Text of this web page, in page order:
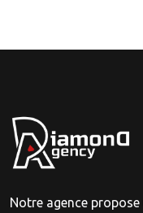
Notre agence